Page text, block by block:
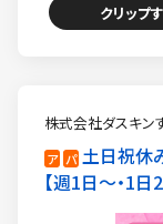
クリップ
株式会社ダスキン
ア パ 土日祝休
週1日〜・1日